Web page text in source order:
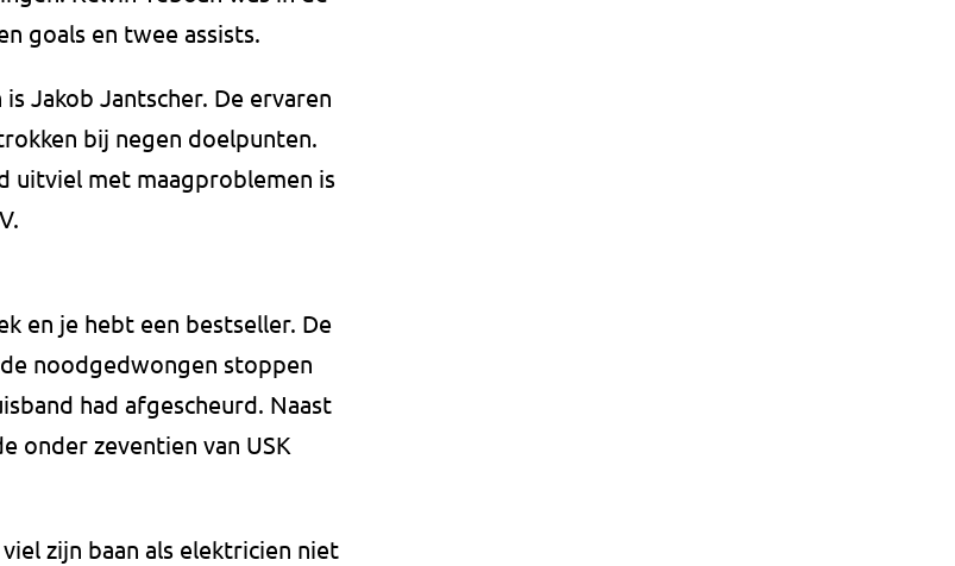
goals en twee assists.
Jakob Jantscher. De ervaren
bij negen doelpunten.
uitviel met maagproblemen is
en je hebt een bestseller. De
noodgedwongen stoppen
had afgescheurd. Naast
onder zeventien van USK
zijn baan als elektricien niet